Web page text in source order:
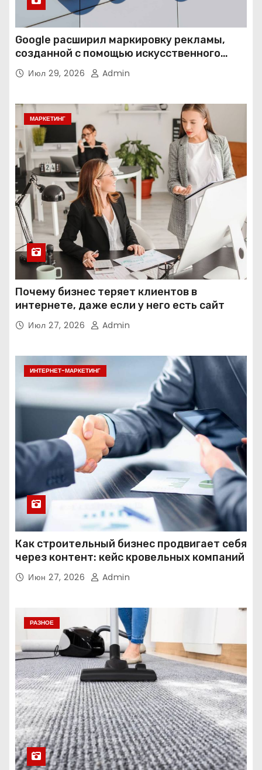
Google расширил маркировку рекламы,
созданной с помощью искусственного
интеллекта
Июл 29, 2026 Admin
МАРКЕТИНГ
Почему бизнес теряет клиентов в
интернете, даже если у него есть сайт
Июл 27, 2026 Admin
ИНТЕРНЕТ-МАРКЕТИНГ
Как строительный бизнес продвигает себя
через контент: кейс кровельных компаний
Июн 27, 2026 Admin
РАЗНОЕ